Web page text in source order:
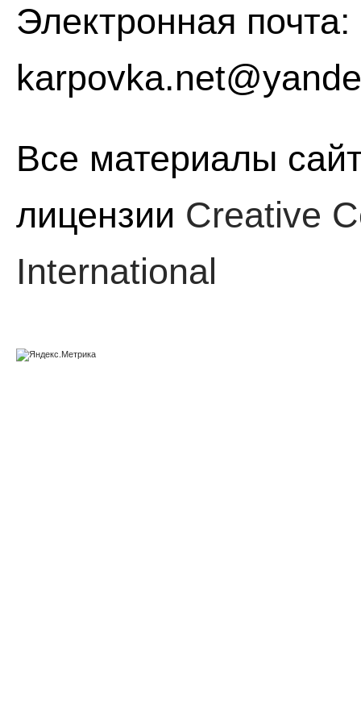
Электронная почта:
Все материалы
лицензии Creative
International